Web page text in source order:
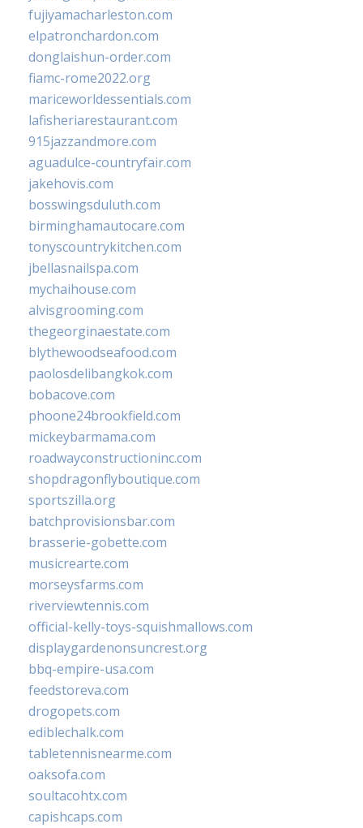
fujiyamacharleston.com
elpatronchardon.com
donglaishun-order.com
fiamc-rome2022.org
mariceworldessentials.com
lafisheriarestaurant.com
915jazzandmore.com
aguadulce-countryfair.com
jakehovis.com
bosswingsduluth.com
birminghamautocare.com
tonyscountrykitchen.com
jbellasnailspa.com
mychaihouse.com
alvisgrooming.com
thegeorginaestate.com
blythewoodseafood.com
paolosdelibangkok.com
bobacove.com
phoone24brookfield.com
mickeybarmama.com
roadwayconstructioninc.com
shopdragonflyboutique.com
sportszilla.org
batchprovisionsbar.com
brasserie-gobette.com
musicrearte.com
morseysfarms.com
riverviewtennis.com
official-kelly-toys-squishmallows.com
displaygardenonsuncrest.org
bbq-empire-usa.com
feedstoreva.com
drogopets.com
ediblechalk.com
tabletennisnearme.com
oaksofa.com
soultacohtx.com
capishcaps.com